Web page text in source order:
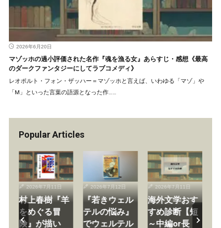
2026年6月20日
マゾッホの過小評価された名作『魂を漁る女』あらすじ・感想《最高
のダークファンタジーにしてラブコメディ》
レオポルト・フォン・ザッハー＝マゾッホと言えば、いわゆる「マゾ」や
「M」といった言葉の語源となった作……
Popular Articles
2026年7月11日
村上春樹『羊
をめぐる冒
険』が描い
2026年7月12日
『若きウェル
テルの悩み』
でウェルテル
2026年7月11日
海外文学おす
すめ診断【短
～中編or長